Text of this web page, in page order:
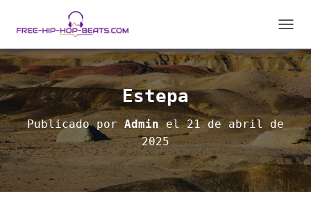
A
M
B
I
A
R
M
O
D
O
D
E
Estepa
Publicado porAdminel21 de abril de
2025